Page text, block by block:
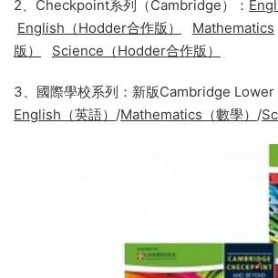
2、Checkpoint系列（Cambridge）：
English（Hodder合作版）
Mathematics
版）
Science（Hodder合作版）
3、國際學校系列：新版Cambridge
English（英語） /Mathematics（數學） /